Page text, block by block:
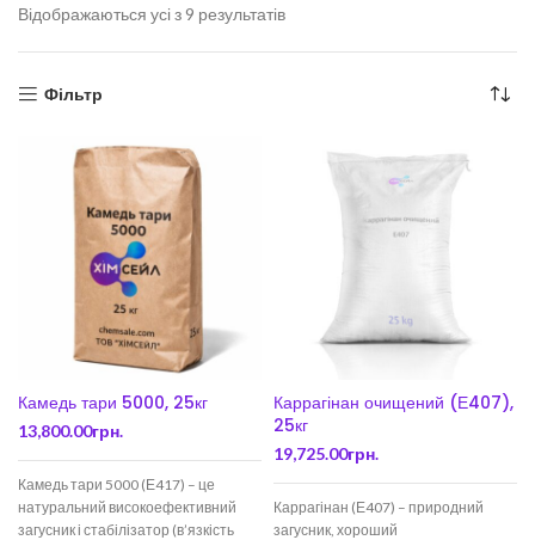
Відображаються усі з 9 результатів
Фільтр
Камедь тари 5000, 25кг
13,800.00грн.
Камедь тари 5000 (Е417) – це
натуральний високоефективний
загусник і стабілізатор (в’язкість
Каррагінан очищений (Е407),
25кг
19,725.00грн.
Каррагінан (Е407) – природний
загусник, хороший